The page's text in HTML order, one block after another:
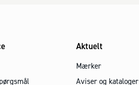
Aktuelt
Mærker
Aviser og kataloger